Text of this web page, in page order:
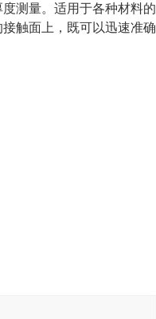
测量。适用于各种材料的
触面上，既可以迅速准确